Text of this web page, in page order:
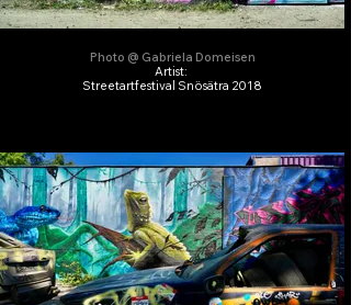
Photo @ Gabriela Domeisen
Artist:
Streetartfestival Snösätra 2018